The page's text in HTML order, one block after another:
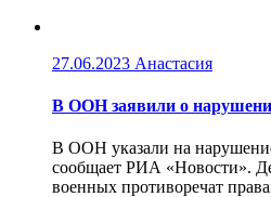
27.06.2023 Анастасия
В ООН заявили о
В ООН указали на
сообщает РИА «Новости».
военных противоречат